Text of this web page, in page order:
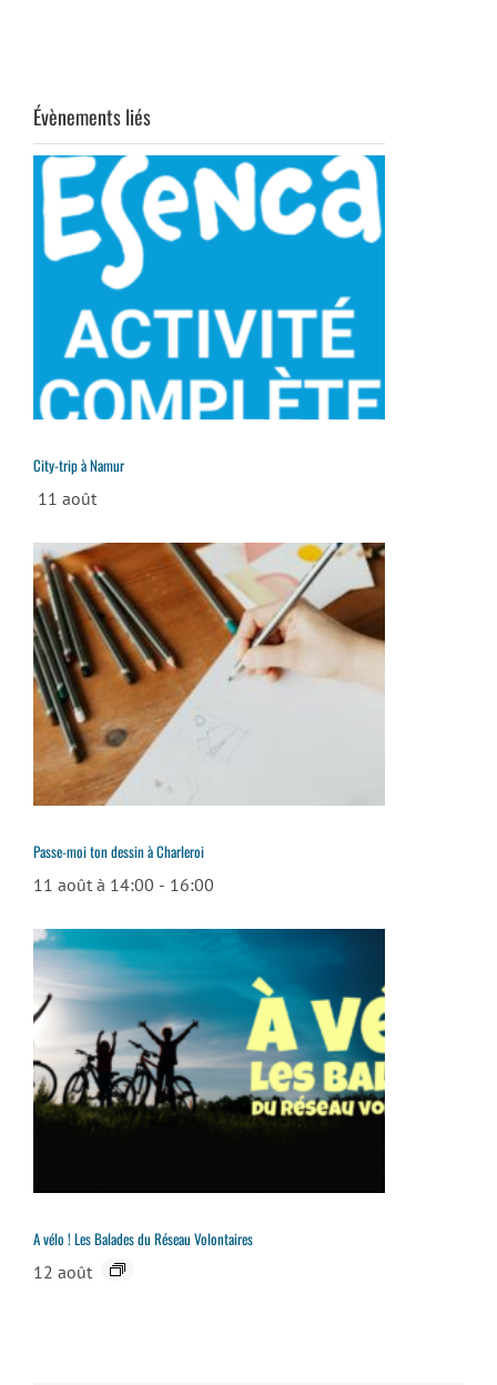
Évènements liés
City-trip à Namur
11 août
Passe-moi ton dessin à Charleroi
11 août à 14:00 - 16:00
A vélo ! Les Balades du Réseau Volontaires
12 août